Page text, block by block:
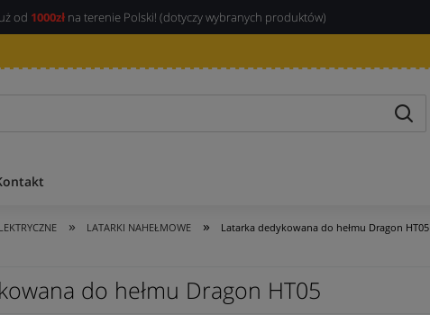
od 1000zł na terenie Polski! (dotyczy wybranych produktów)
» LATARKI NAHEŁMOWE » Latarka dedykowana do hełmu Dragon HT05
do hełmu Dragon HT05